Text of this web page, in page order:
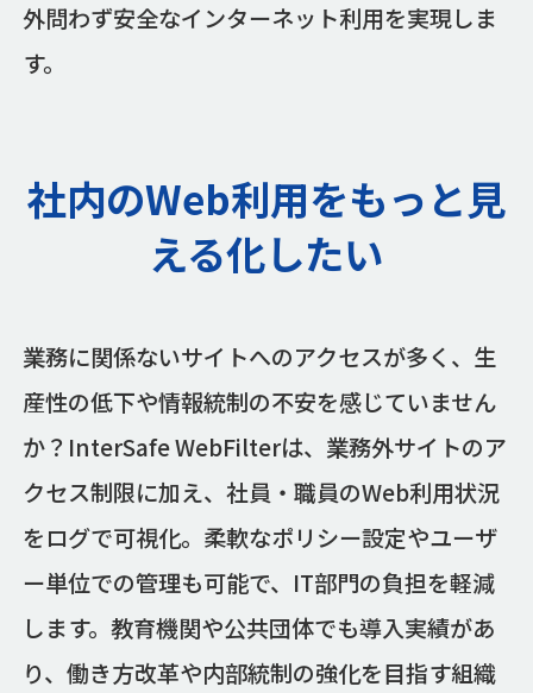
外問わず安全なインターネット利用を実現しま
す。
社内のWeb利用をもっと見
える化したい
業務に関係ないサイトへのアクセスが多く、生
産性の低下や情報統制の不安を感じていません
か？InterSafe WebFilterは、業務外サイトのア
クセス制限に加え、社員・職員のWeb利用状況
をログで可視化。柔軟なポリシー設定やユーザ
ー単位での管理も可能で、IT部門の負担を軽減
します。教育機関や公共団体でも導入実績があ
り、働き方改革や内部統制の強化を目指す組織